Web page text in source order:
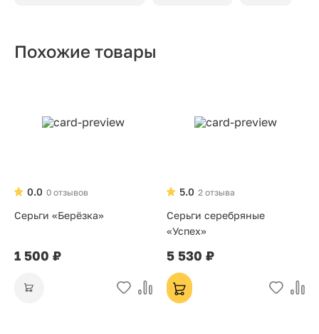
Похожие товары
0 отзывов
0.0
Серьги «Берёзка»
1 500 ₽
2 отзыва
5.0
Серьги серебряные
«Успех»
5 530 ₽